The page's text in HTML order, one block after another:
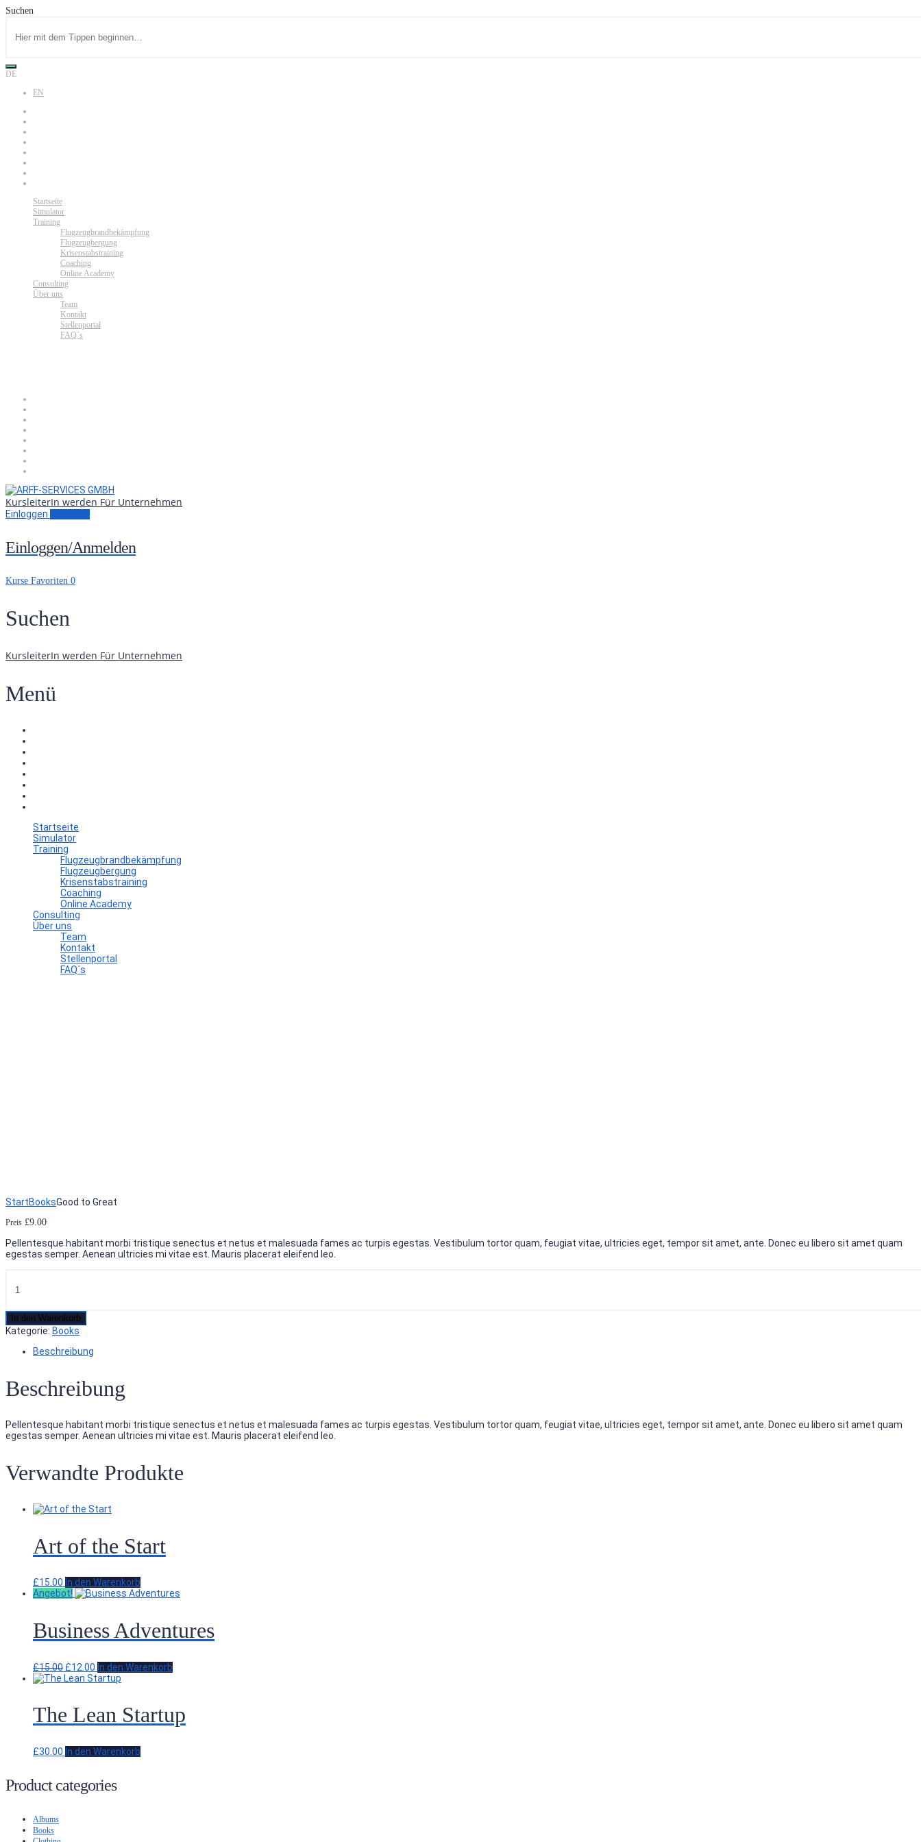
Suchen
DE
EN
Startseite
Simulator
Training
Flugzeugbrandbekämpfung
Flugzeugbergung
Krisenstabstraining
Coaching
Online Academy
Consulting
Über uns
Team
Kontakt
Stellenportal
FAQ´s
KursleiterIn werden Für Unternehmen
Einloggen
Einloggen/Anmelden
Kurse Favoriten 0
Suchen
KursleiterIn werden Für Unternehmen
Menü
Startseite
Simulator
Training
Flugzeugbrandbekämpfung
Flugzeugbergung
Krisenstabstraining
Coaching
Online Academy
Consulting
Über uns
Team
Kontakt
Stellenportal
FAQ´s
StartBooksGood to Great
Preis £9.00
Pellentesque habitant morbi tristique senectus et netus et malesuada fames ac turpis egestas. Vestibulum tortor quam, feugiat vitae, ultricies eget, tempor sit amet, ante. Donec eu libero sit amet quam
egestas semper. Aenean ultricies mi vitae est. Mauris placerat eleifend leo.
In den Warenkorb
Kategorie: Books
Beschreibung
Beschreibung
Pellentesque habitant morbi tristique senectus et netus et malesuada fames ac turpis egestas. Vestibulum tortor quam, feugiat vitae, ultricies eget, tempor sit amet, ante. Donec eu libero sit amet quam
egestas semper. Aenean ultricies mi vitae est. Mauris placerat eleifend leo.
Verwandte Produkte
Art of the Start
£15.00 In den Warenkorb
Angebot!
Business Adventures
£15.00 Ursprünglicher
Preis
£12.00 Aktueller
Preis
In den Warenkorb
The Lean Startup
£30.00 In den Warenkorb
Product categories
Albums
Books